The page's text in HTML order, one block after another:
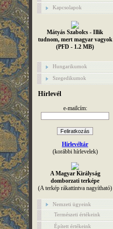
Kapcsolapok
Mátyás Szabolcs - Illik
tudnom, mert magyar vagyok
(PFD - 1.2 MB)
Hungarikumok
Szegedikumok
Hírlevél
e-mailcím:
Hírlevéltár
(korábbi hírlevelek)
A Magyar Királyság
domborzati terképe
(A terkép rákattintva nagyítható)
Nemzeti ügyeink
Természeti értékeink
Épített értékeink